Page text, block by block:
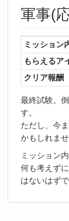
軍事(
ミッション
もらえるア
クリア報酬
最終試験。
す。
ただし、今
かもしれませ
ミッション
何も考えず
はないはずで